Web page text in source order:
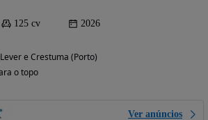
125 cv 2026
e Crestuma (Porto)
o topo
Ver anúncios